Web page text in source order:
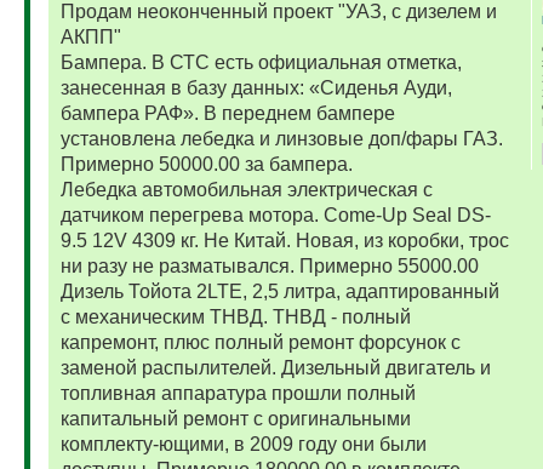
Продам неоконченный проект "УАЗ, с дизелем и
АКПП"
Бампера. В СТС есть официальная отметка,
занесенная в базу данных: «Сиденья Ауди,
бампера РАФ». В переднем бампере
установлена лебедка и линзовые доп/фары ГАЗ.
Примерно 50000.00 за бампера.
Лебедка автомобильная электрическая с
датчиком перегрева мотора. Come-Up Seal DS-
9.5 12V 4309 кг. Не Китай. Новая, из коробки, трос
ни разу не разматывался. Примерно 55000.00
Дизель Тойота 2LTE, 2,5 литра, адаптированный
с механическим ТНВД. ТНВД - полный
капремонт, плюс полный ремонт форсунок с
заменой распылителей. Дизельный двигатель и
топливная аппаратура прошли полный
капитальный ремонт с оригинальными
комплекту-ющими, в 2009 году они были